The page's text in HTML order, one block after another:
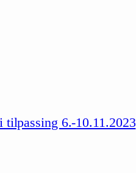
6.-10.11.2023